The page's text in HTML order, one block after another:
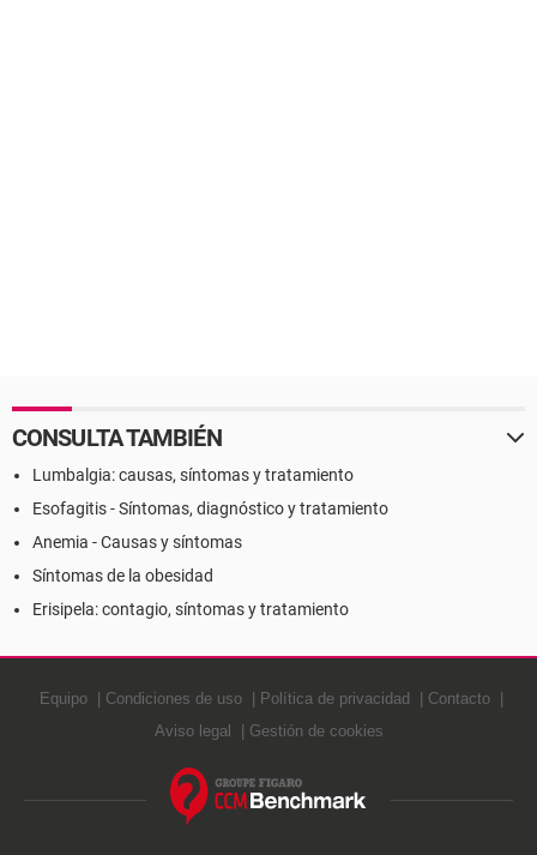
CONSULTA TAMBIÉN
Lumbalgia: causas, síntomas y tratamiento
Esofagitis - Síntomas, diagnóstico y tratamiento
Anemia - Causas y síntomas
Síntomas de la obesidad
Erisipela: contagio, síntomas y tratamiento
Equipo Condiciones de uso Política de privacidad
Contacto
Aviso legal
Gestión de cookies